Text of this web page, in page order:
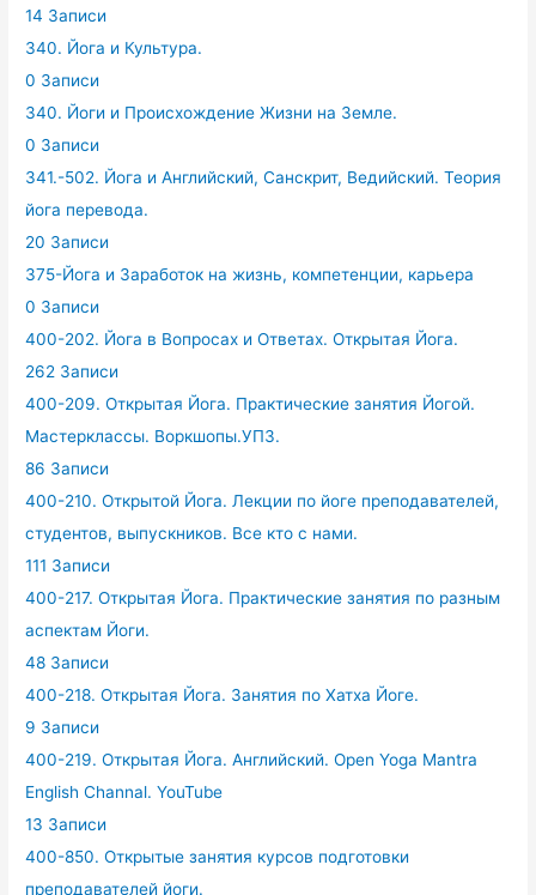
14 Записи
340. Йога и Культура.
0 Записи
340. Йоги и Происхождение Жизни на Земле.
0 Записи
341.-502. Йога и Английский, Санскрит, Ведийский. Теория
йога перевода.
20 Записи
375-Йога и Заработок на жизнь, компетенции, карьера
0 Записи
400-202. Йога в Вопросах и Ответах. Открытая Йога.
262 Записи
400-209. Открытая Йога. Практические занятия Йогой.
Мастерклассы. Воркшопы.УПЗ.
86 Записи
400-210. Открытой Йога. Лекции по йоге преподавателей,
студентов, выпускников. Все кто с нами.
111 Записи
400-217. Открытая Йога. Практические занятия по разным
аспектам Йоги.
48 Записи
400-218. Открытая Йога. Занятия по Хатха Йоге.
9 Записи
400-219. Открытая Йога. Английский. Open Yoga Mantra
English Channal. YouTube
13 Записи
400-850. Открытые занятия курсов подготовки
преподавателей йоги.